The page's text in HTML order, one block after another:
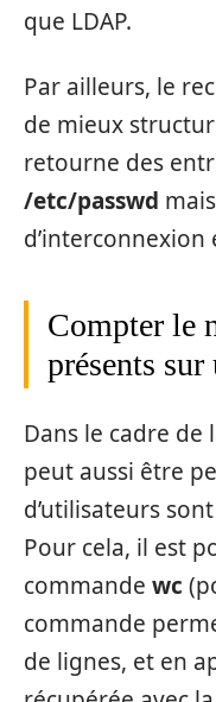
que LDAP.
Par ailleurs, le
de mieux
retourne des
/etc/passwd
d’interconnexion
Compter le
présents sur
Dans le cadre de
peut aussi être
d’utilisateurs
Pour cela, il est
commande wc
commande
de lignes, et en